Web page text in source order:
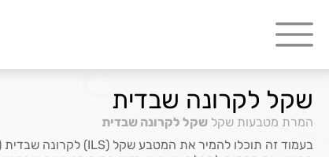
שקל לקרונה שבדית
המרת מטבעות שקל שקל לקרונה שבדית